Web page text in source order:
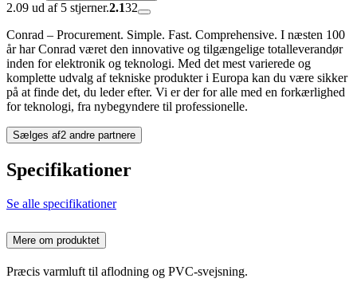
2.09 ud af 5 stjerner.2.132
Conrad – Procurement. Simple. Fast. Comprehensive. I næsten 100
år har Conrad været den innovative og tilgængelige totalleverandør
inden for elektronik og teknologi. Med det mest varierede og
komplette udvalg af tekniske produkter i Europa kan du være sikker
på at finde det, du leder efter. Vi er der for alle med en forkærlighed
for teknologi, fra nybegyndere til professionelle.
Sælges af2 andre partnere
Specifikationer
Se alle specifikationer
Mere om produktet
Præcis varmluft til aflodning og PVC-svejsning.